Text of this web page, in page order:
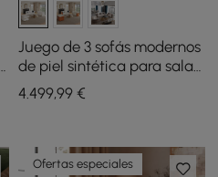
Juego de 3 sofás modernos
de piel sintética para sala
de estar en color blanco
4.499,99€
Ofertas especiales